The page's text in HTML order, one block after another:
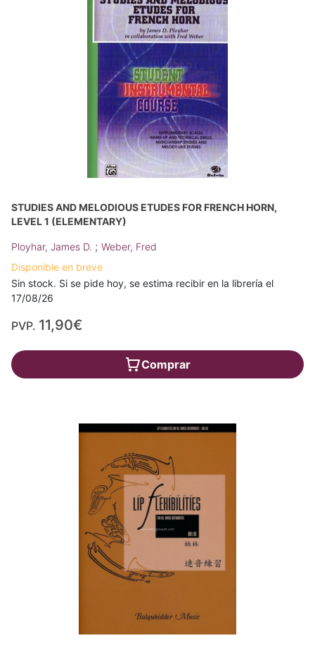
STUDIES AND MELODIOUS ETUDES FOR FRENCH HORN,
LEVEL 1 (ELEMENTARY)
Ployhar, James D. ; Weber, Fred
Disponible en breve
Sin stock. Si se pide hoy, se estima recibir en la librería el
17/08/26
PVP. 11,90€
Comprar